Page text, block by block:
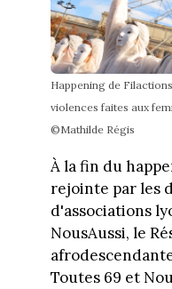
Happening de
violences faites aux
©Mathilde Régis
À la fin du
rejointe par les
d'associations
NousAussi, le
Toutes 69 et